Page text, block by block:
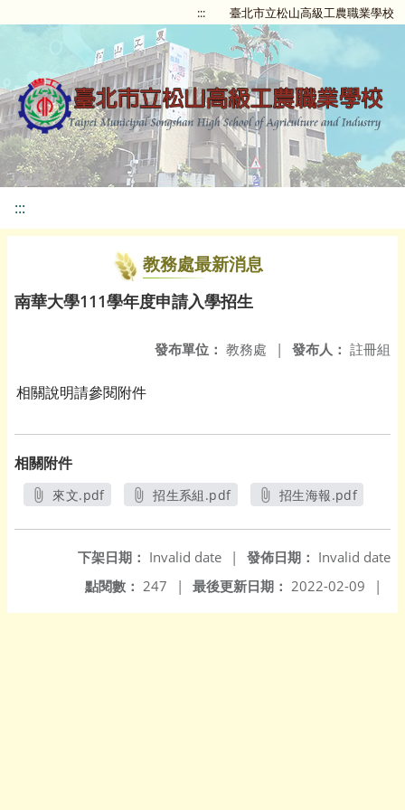
::: 臺北市立松山高級工農職業學校
:::
教務處最新消息
南華大學111學年度申請入學招生
發布人： 註冊組
發布單位： 教務處 |
相關說明請參閱附件
相關附件
來文.pdf
招生系組.pdf
招生海報.pdf
發佈日期： Invalid date
下架日期： Invalid date
|
最後更新日期： 2022-02-09 |
點閱數： 247 |